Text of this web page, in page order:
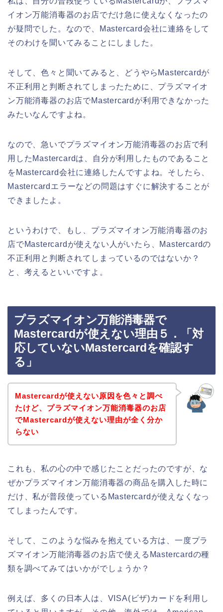
イオン万能消毒器のお店でだけ急に使えなくなったの
が疑問でした。なので、Mastercard会社に連絡をして
そのわけを聞いてみることにしました。
そして、色々と聞いてみると、どうやらMastercardが
不正利用と判断されてしまったために、プラズマイオ
ン万能消毒器のお店でMastercardが利用できなかった
みたいなんですよね。
なので、急いでプラズマイオン万能消毒器のお店で利
用したMastercardは、自分が利用したものであること
をMastercard会社に連絡したんですよね。そしたら、
Mastercardエラーなどの問題はすぐに解決することが
できましたよ。
というわけで、もし、プラズマイオン万能消毒器のお
店でMastercardが使えない人がいたら、Mastercardの
不正利用と判断されてしまっているのではないか？
と、考えるといいですよ。
プラズマイオン万能消毒器で
Mastercardが使えない理由５．「対
応していないMastercardを確認す
る」
Mastercardが使えない原因を色々と調べ
たけど、プラズマイオン万能消毒器のお店
でMastercardが使えない理由が全く分か
らない
これも、私の心の中で感じたことだったのですが、な
ぜかプラズマイオン万能消毒器の商品を購入した時に
だけ、私が普段使っているMastercardが使えなくなっ
てしまったんです。
そして、このような悩みを抱えている方は、一度プラ
ズマイオン万能消毒器のお店で使えるMastercardの種
類を調べてみてはいかがでしょうか？
例えば、多くの日本人は、VISA(ビザ)カードを利用し